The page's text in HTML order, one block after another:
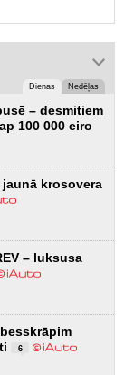
Dienas Nedēļas
– desmitiem
100 000 eiro
krosovera
– luksusa
6